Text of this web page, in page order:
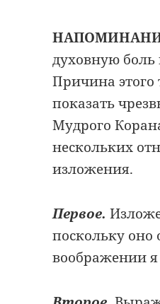
духовную боль
Причина этого
показать
Мудрого
нескольких
изложения.
Первое.
поскольку оно
воображении я